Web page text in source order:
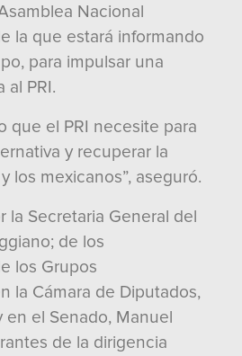
Nacional
la que estará informando
para impulsar una
al PRI.
que el PRI necesite para
y recuperar la
los mexicanos”, aseguró.
la Secretaria General del
de los
los Grupos
la Cámara de Diputados,
en el Senado, Manuel
de la dirigencia